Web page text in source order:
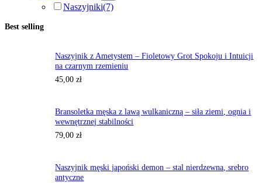
Naszyjniki(7)
Best selling
Naszyjnik z Ametystem – Fioletowy Grot Spokoju i Intuicji
na czarnym rzemieniu
45,00zł
Bransoletka męska z lawą wulkaniczną – siła ziemi, ognia i
wewnętrznej stabilności
79,00zł
Naszyjnik męski japoński demon – stal nierdzewna, srebro
antyczne